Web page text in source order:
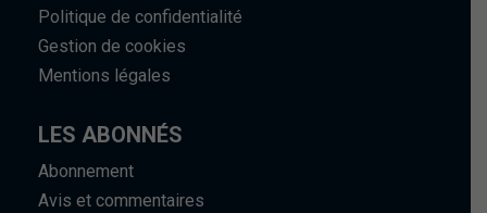
Politique de confidentialité
Gestion de cookies
Mentions légales
LES ABONNÉS
Abonnement
Avis et commentaires